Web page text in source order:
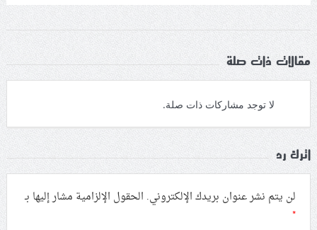
مقالات ذات صلة
لا توجد مشاركات ذات صلة.
اترك رد
لن يتم نشر عنوان بريدك الإلكتروني. الحقول الإلزامية مشار إليها بـ
*